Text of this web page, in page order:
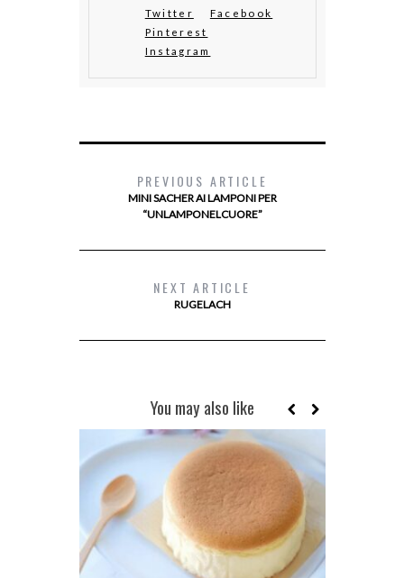
Twitter
Facebook
Pinterest
Instagram
PREVIOUS ARTICLE
MINI SACHER AI LAMPONI PER
“UNLAMPONELCUORE”
NEXT ARTICLE
RUGELACH
You may also like